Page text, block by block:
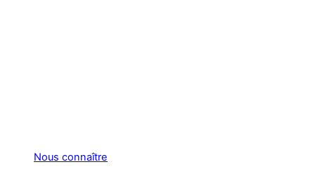
Nous connaître